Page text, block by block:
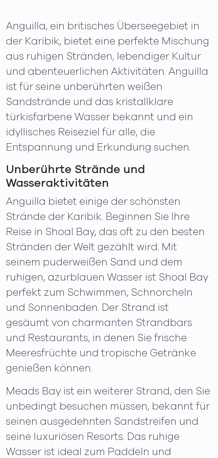
Anguilla, ein britisches Überseegebiet in
der Karibik, bietet eine perfekte Mischung
aus ruhigen Stränden, lebendiger Kultur
und abenteuerlichen Aktivitäten. Anguilla
ist für seine unberührten weißen
Sandstrände und das kristallklare
türkisfarbene Wasser bekannt und ein
idyllisches Reiseziel für alle, die
Entspannung und Erkundung suchen.
Unberührte Strände und
Wasseraktivitäten
Anguilla bietet einige der schönsten
Strände der Karibik. Beginnen Sie Ihre
Reise in Shoal Bay, das oft zu den besten
Stränden der Welt gezählt wird. Mit
seinem puderweißen Sand und dem
ruhigen, azurblauen Wasser ist Shoal Bay
perfekt zum Schwimmen, Schnorcheln
und Sonnenbaden. Der Strand ist
gesäumt von charmanten Strandbars
und Restaurants, in denen Sie frische
Meeresfrüchte und tropische Getränke
genießen können.
Meads Bay ist ein weiterer Strand, den Sie
unbedingt besuchen müssen, bekannt für
seinen ausgedehnten Sandstreifen und
seine luxuriösen Resorts. Das ruhige
Wasser ist ideal zum Paddeln und